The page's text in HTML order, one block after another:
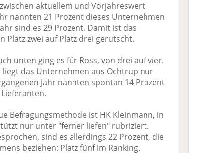
aktuellem und Vorjahreswert
nannten 21 Prozent dieses Unternehmen
sind es 29 Prozent. Damit ist das
Platz zwei auf Platz drei gerutscht.
unten ging es für Ross, von drei auf vier.
liegt das Unternehmen aus Ochtrup nur
Jahr nannten spontan 14 Prozent
Befragungsmethode ist HK Kleinmann, in
nur unter "ferner liefen" rubriziert.
sind es allerdings 22 Prozent, die
beziehen: Platz fünf im Ranking.